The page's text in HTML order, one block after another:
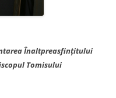
Înaltpreasfințitului
Tomisului